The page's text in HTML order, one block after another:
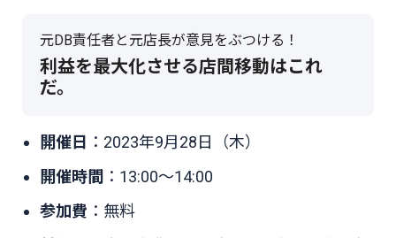
元DB責任者と元店長が意見をぶつける！
利益を最大化させる店間移動はこれ
だ。
開催日 ：2023年9月28日（木）
開催時間 ：13:00～14:00
参加費 ：無料